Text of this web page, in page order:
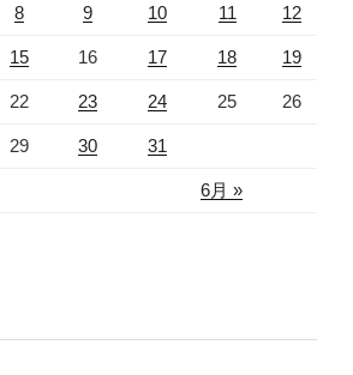
6月 »
8 9 10 11 12
15 16 17 18 19
22 23 24 25 26
29 30 31